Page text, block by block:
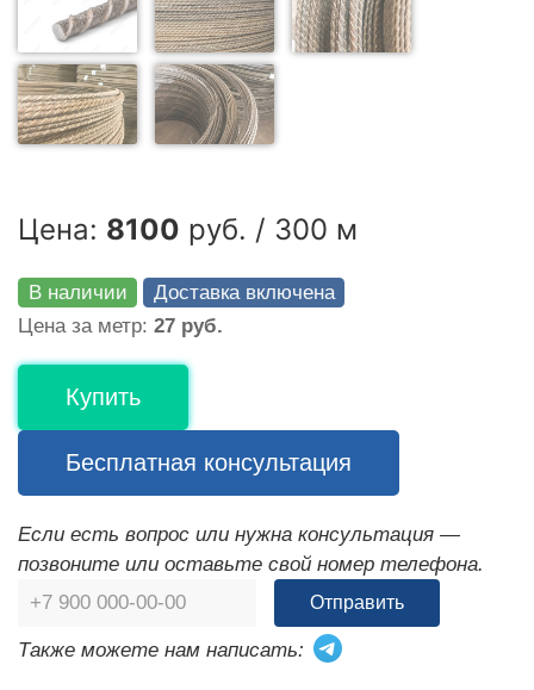
Цена: 8100 руб. / 300 м
В наличии
Доставка включена
Цена за метр: 27 руб.
Купить
Бесплатная консультация
Если есть вопрос или нужна консультация —
позвоните или оставьте свой номер телефона.
Отправить
Также можете нам написать: